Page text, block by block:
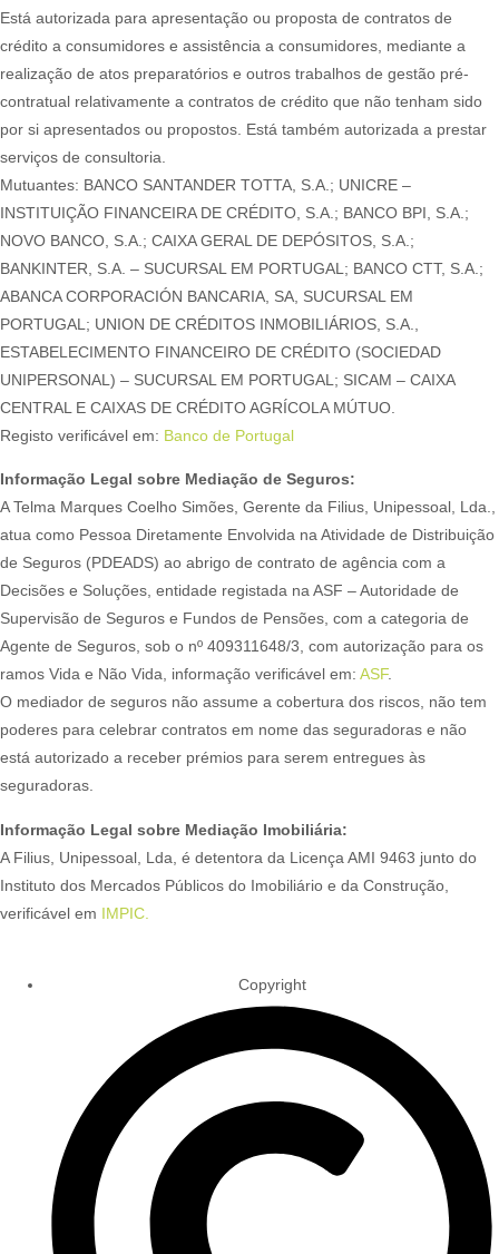
Está autorizada para apresentação ou proposta de contratos de
crédito a consumidores e assistência a consumidores, mediante a
realização de atos preparatórios e outros trabalhos de gestão pré-
contratual relativamente a contratos de crédito que não tenham sido
por si apresentados ou propostos. Está também autorizada a prestar
serviços de consultoria.
Mutuantes: BANCO SANTANDER TOTTA, S.A.; UNICRE –
INSTITUIÇÃO FINANCEIRA DE CRÉDITO, S.A.; BANCO BPI, S.A.;
NOVO BANCO, S.A.; CAIXA GERAL DE DEPÓSITOS, S.A.;
BANKINTER, S.A. – SUCURSAL EM PORTUGAL; BANCO CTT, S.A.;
ABANCA CORPORACIÓN BANCARIA, SA, SUCURSAL EM
PORTUGAL; UNION DE CRÉDITOS INMOBILIÁRIOS, S.A.,
ESTABELECIMENTO FINANCEIRO DE CRÉDITO (SOCIEDAD
UNIPERSONAL) – SUCURSAL EM PORTUGAL; SICAM – CAIXA
CENTRAL E CAIXAS DE CRÉDITO AGRÍCOLA MÚTUO.
Registo verificável em: Banco de Portugal
Informação Legal sobre Mediação de Seguros:
A Telma Marques Coelho Simões, Gerente da Filius, Unipessoal, Lda.,
atua como Pessoa Diretamente Envolvida na Atividade de Distribuição
de Seguros (PDEADS) ao abrigo de contrato de agência com a
Decisões e Soluções, entidade registada na ASF – Autoridade de
Supervisão de Seguros e Fundos de Pensões, com a categoria de
Agente de Seguros, sob o nº 409311648/3, com autorização para os
ramos Vida e Não Vida, informação verificável em: ASF.
O mediador de seguros não assume a cobertura dos riscos, não tem
poderes para celebrar contratos em nome das seguradoras e não
está autorizado a receber prémios para serem entregues às
seguradoras.
Informação Legal sobre Mediação Imobiliária:
A Filius, Unipessoal, Lda, é detentora da Licença AMI 9463 junto do
Instituto dos Mercados Públicos do Imobiliário e da Construção,
verificável em IMPIC.
Copyright